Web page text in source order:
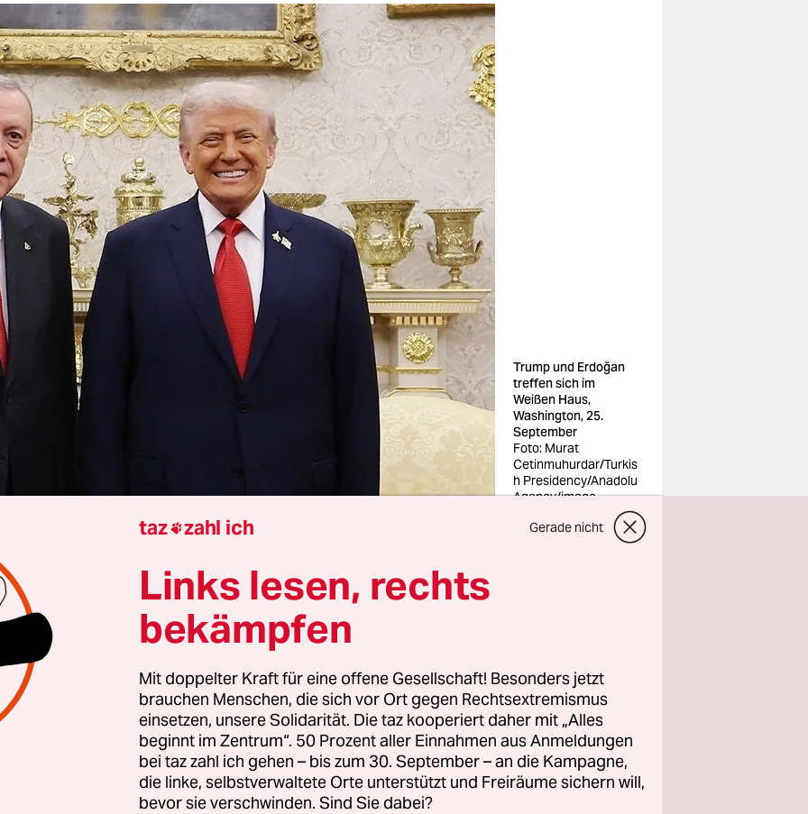
Trump und Erdoğan
treffen sich im
Weißen Haus,
Washington, 25.
September
Foto: Murat
Cetinmuhurdar/Turkis
h Presidency/Anadolu
Agency/imago
teuerste Staatsbesuch aller Zeiten“, ätzte die türkische
am Freitagmorgen, nachdem Präsident Recep Tayyip
Donnerstagabend zu seinem lang ersehnten Besuch im
von Donald Trump empfangen worden war. Tatsächlich
Erdoğan diesen Besuch einiges kosten lassen.
unterzeichnete zwei Verträge zur nuklearen
und dem Einkauf von US-amerikanischem LNG-Gas.
taz zahl ich Gerade nicht
Links lesen, rechts
bekämpfen
Mit doppelter Kraft für eine offene Gesellschaft! Besonders jetzt
brauchen Menschen, die sich vor Ort gegen Rechtsextremismus
einsetzen, unsere Solidarität. Die taz kooperiert daher mit „Alles
beginnt im Zentrum“. 50 Prozent aller Einnahmen aus Anmeldungen
bei taz zahl ich gehen – bis zum 30. September – an die Kampagne,
die linke, selbstverwaltete Orte unterstützt und Freiräume sichern will,
bevor sie verschwinden. Sind Sie dabei?